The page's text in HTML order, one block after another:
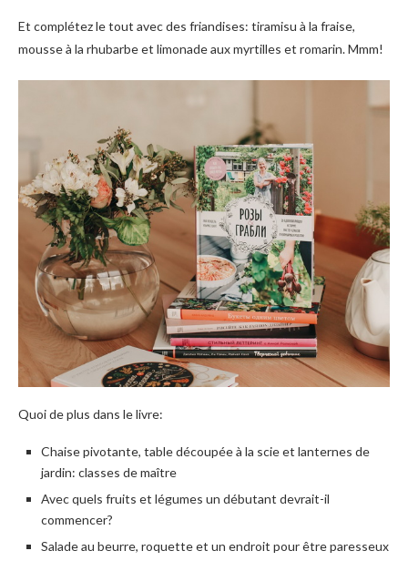
Et complétez le tout avec des friandises: tiramisu à la fraise,
mousse à la rhubarbe et limonade aux myrtilles et romarin. Mmm!
Quoi de plus dans le livre:
Chaise pivotante, table découpée à la scie et lanternes de
jardin: classes de maître
Avec quels fruits et légumes un débutant devrait-il
commencer?
Salade au beurre, roquette et un endroit pour être paresseux